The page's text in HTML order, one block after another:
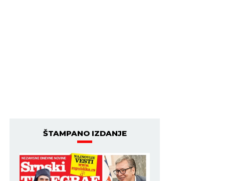
ŠTAMPANO IZDANJE